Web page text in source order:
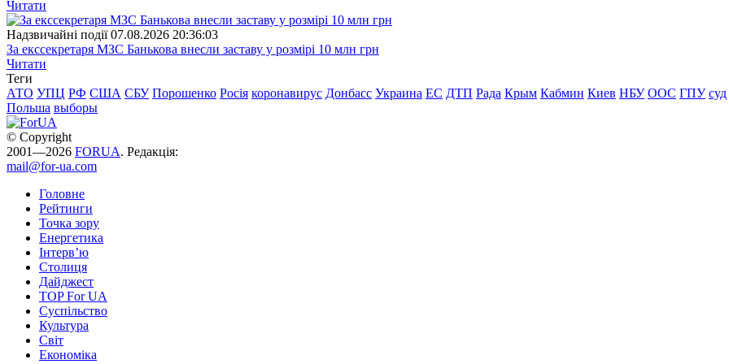
Читати
Надзвичайні події 07.08.2026 20:36:03
За екссекретаря МЗС Банькова внесли заставу у розмірі 10 млн грн
Читати
Теги
АТО УПЦ РФ США СБУ Порошенко Росія коронавирус Донбасс Украина ЕС ДТП Рада Крым Кабмин Киев НБУ ООС ГПУ суд
Польша выборы
© Copyright
2001—2026 FORUA. Редакція:
mail@for-ua.com
Головне
Рейтинги
Точка зору
Енергетика
Інтерв’ю
Столиця
Дайджест
TOP For UA
Суспiльство
Культура
Світ
Економіка